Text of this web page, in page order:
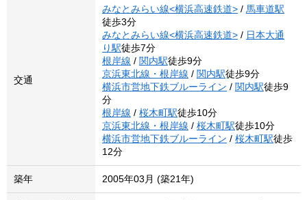
交通
みなとみらい線<横浜高速鉄道> / 馬車道駅
徒歩3分
みなとみらい線<横浜高速鉄道> / 日本大通
り駅徒歩7分
根岸線 / 関内駅徒歩9分
京浜東北線・根岸線 / 関内駅徒歩9分
横浜市営地下鉄ブルーライン / 関内駅徒歩9
分
根岸線 / 桜木町駅徒歩10分
京浜東北線・根岸線 / 桜木町駅徒歩10分
横浜市営地下鉄ブルーライン / 桜木町駅徒歩
12分
築年 2005年03月 (築21年)